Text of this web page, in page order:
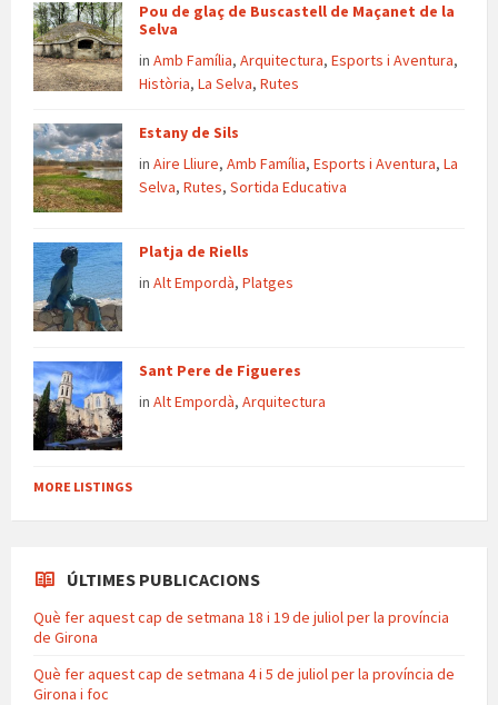
Pou de glaç de Buscastell de Maçanet de la
Selva
in Amb Família, Arquitectura, Esports i Aventura,
Història, La Selva, Rutes
Estany de Sils
in Aire Lliure, Amb Família, Esports i Aventura, La
Selva, Rutes, Sortida Educativa
Platja de Riells
in Alt Empordà, Platges
Sant Pere de Figueres
in Alt Empordà, Arquitectura
MORE LISTINGS
ÚLTIMES PUBLICACIONS
Què fer aquest cap de setmana 18 i 19 de juliol per la província
de Girona
Què fer aquest cap de setmana 4 i 5 de juliol per la província de
Girona i foc